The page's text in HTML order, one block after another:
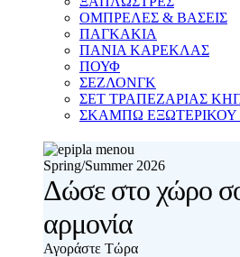
ΟΜΠΡΕΛΕΣ & ΒΑΣΕΙΣ
ΠΑΓΚΑΚΙΑ
ΠΑΝΙΑ ΚΑΡΕΚΛΑΣ
ΠΟΥΦ
ΣΕΖΛΟΝΓΚ
ΣΕΤ ΤΡΑΠΕΖΑΡΙΑΣ
ΣΚΑΜΠΩ
Spring/Summer 2026
Δώσε στο χώρο
αρμονία
Αγοράστε Τώρα